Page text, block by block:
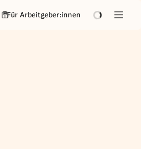
Für Arbeitgeber:innen